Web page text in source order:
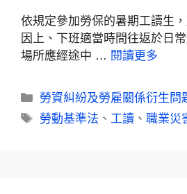
依規定參加勞保的暑期工讀生
因上、下班適當時間往返於日
場所應經途中 … 閱讀更多
勞資糾紛及勞雇關係衍生問
勞動基準法 、工讀 、職業災